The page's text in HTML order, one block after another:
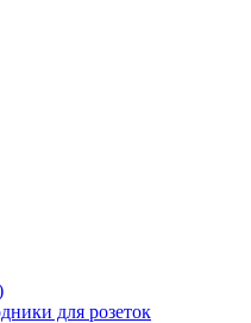
для розеток